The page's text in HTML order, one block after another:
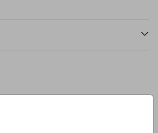
chique enkele trouwkaart?